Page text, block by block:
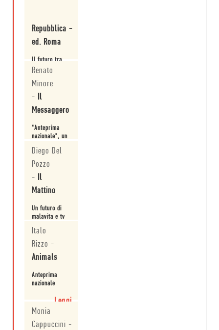
Repubblica -
ed. Roma
Il futuro tra
vent'anni
nove scrittori
Renato
Minore
- Il
Messaggero
"Anteprima
nazionale", un
invisibile per
capire
Diego Del
Pozzo
- Il
Mattino
Un futuro di
malavita e tv
Italo
Rizzo -
Animals
Anteprima
nazionale
Leggi
Monia
Cappuccini -